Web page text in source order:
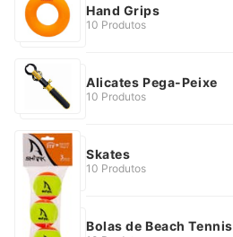
Hand Grips
10 Produtos
Alicates Pega-Peixe
10 Produtos
Skates
10 Produtos
Bolas de Beach Tennis